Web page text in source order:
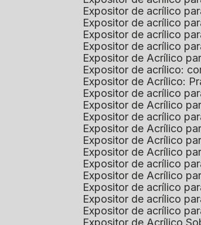
Expositor de acrílico
Expositor de acrílico
Expositor de acrílico
Expositor de acrílico
Expositor de Acrílico
Expositor de acrílico:
Expositor de Acrílico:
Expositor de acrílico
Expositor de Acrílico
Expositor de acrílico
Expositor de Acrílico
Expositor de Acrílico
Expositor de Acrílico
Expositor de acrílico
Expositor de Acrílico
Expositor de acrílico
Expositor de acrílico
Expositor de acrílico
Expositor de Acrílico